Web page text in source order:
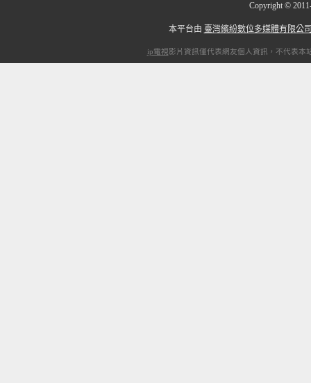
Copyright ©
本平台由 臺灣繽紛數位多媒體有限公
ip電視影片資訊僅代表網友個人資訊，不代表本